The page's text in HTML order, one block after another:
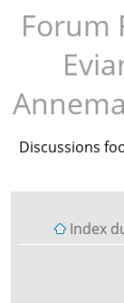
INSTAGRAM
Forum
Discussions
Index